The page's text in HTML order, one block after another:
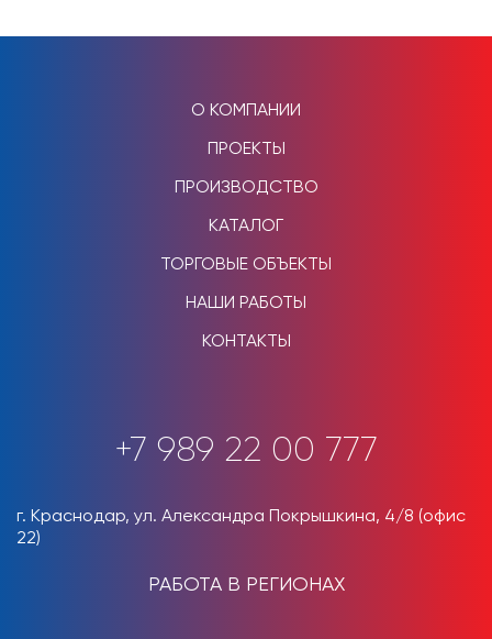
О КОМПАНИИ
ПРОЕКТЫ
ПРОИЗВОДСТВО
КАТАЛОГ
ТОРГОВЫЕ ОБЪЕКТЫ
НАШИ РАБОТЫ
КОНТАКТЫ
+7 989 22 00 777
г. Краснодар, ул. Александра Покрышкина, 4/8 (офис
22)
РАБОТА В РЕГИОНАХ